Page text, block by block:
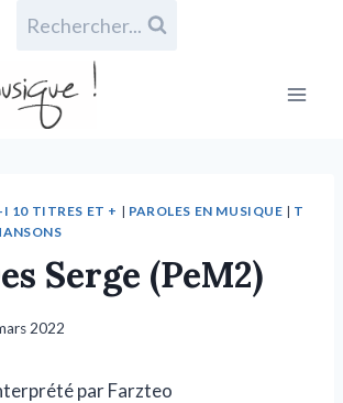
Rechercher...
I 10 TITRES ET + | PAROLES EN MUSIQUE | T
Serge (PeM2)
2022
par Farzteo